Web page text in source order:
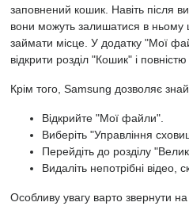
заповнений кошик. Навіть після
вони можуть залишатися в ньому
займати місце. У додатку "Мої
відкрити розділ "Кошик" і
Крім того, Samsung дозволяє
Відкрийте "Мої файли".
Виберіть "Управління
Перейдіть до розділу
Видаліть непотрібні відео,
Особливу увагу варто звернути